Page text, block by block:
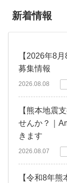
新着情報
【2026年8
募集情報
2026.08.08
【熊本地震
せんか？｜
きます
2026.08.07
【令和8年